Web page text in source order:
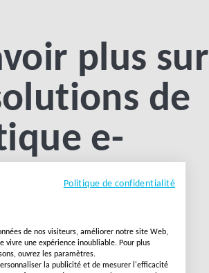
plus sur
de
e-
Politique de confidentialité
de nos visiteurs, améliorer notre site Web,
vivre une expérience inoubliable. Pour plus
ouvrez les paramètres.
la publicité et de mesurer l'efficacité